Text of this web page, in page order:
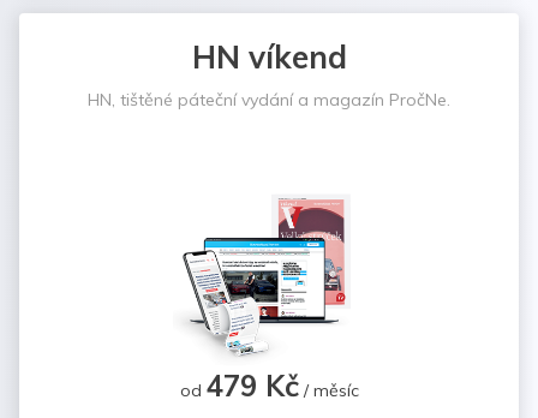
HN víkend
HN, tištěné páteční vydání a magazín PročNe.
od 479 Kč/ měsíc